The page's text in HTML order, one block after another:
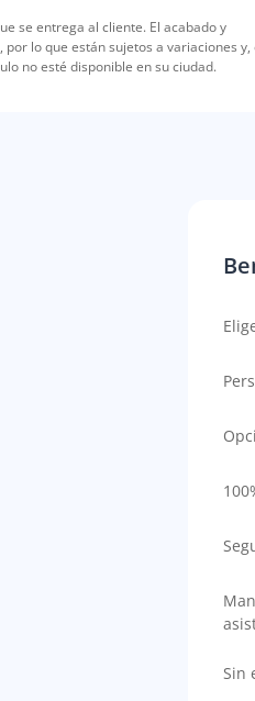
se entrega al cliente. El acabado y
lo que están sujetos a variaciones y,
no esté disponible en su ciudad.
Sin